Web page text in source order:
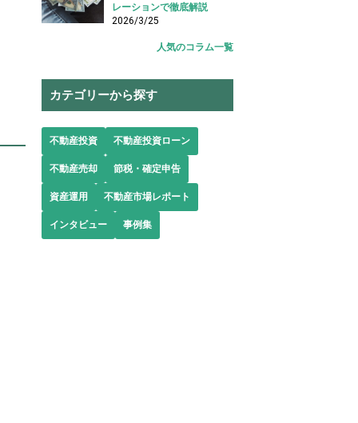
レーションで徹底解説
2026/3/25
人気のコラム一覧
カテゴリーから探す
不動産投資 不動産投資ローン
不動産売却 節税・確定申告
資産運用 不動産市場レポート
インタビュー 事例集